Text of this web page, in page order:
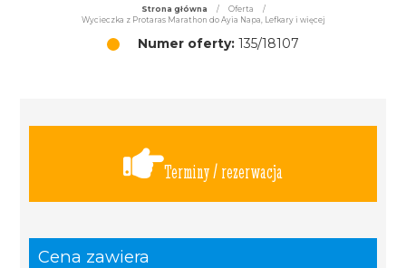
Strona główna / Oferta
/
Wycieczka z Protaras Marathon do Ayia Napa, Lefkary i więcej
Numer oferty: 135/18107
Terminy / rezerwacja
Cena zawiera